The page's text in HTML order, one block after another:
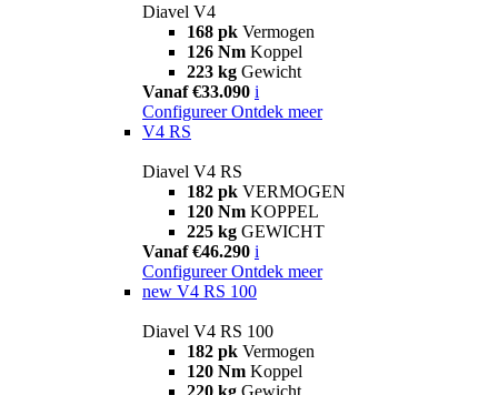
Diavel V4
168 pk Vermogen
126 Nm Koppel
223 kg Gewicht
Vanaf €33.090 i
Configureer Ontdek meer
V4 RS
Diavel V4 RS
182 pk VERMOGEN
120 Nm KOPPEL
225 kg GEWICHT
Vanaf €46.290 i
Configureer Ontdek meer
new V4 RS 100
Diavel V4 RS 100
182 pk Vermogen
120 Nm Koppel
220 kg Gewicht